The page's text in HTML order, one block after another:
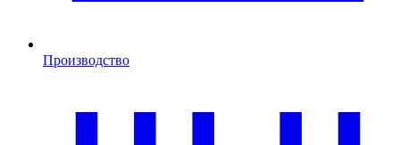
Производство